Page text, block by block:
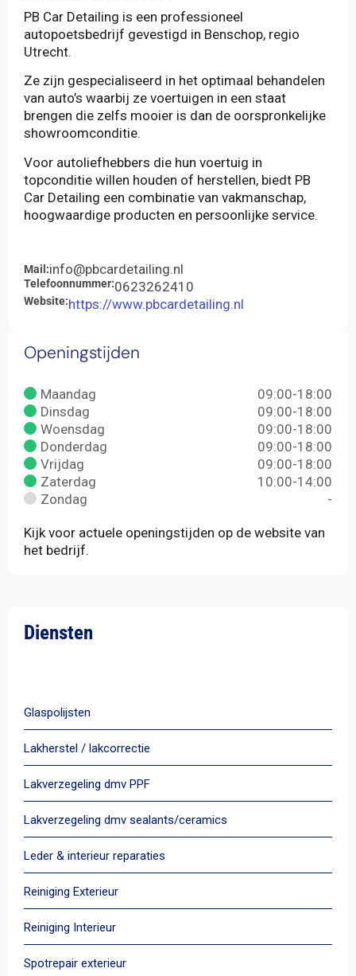
PB Car Detailing is een professioneel
autopoetsbedrijf gevestigd in Benschop, regio
Utrecht.
Ze zijn gespecialiseerd in het optimaal behandelen
van auto’s waarbij ze voertuigen in een staat
brengen die zelfs mooier is dan de oorspronkelijke
showroomconditie.
Voor autoliefhebbers die hun voertuig in
topconditie willen houden of herstellen, biedt PB
Car Detailing een combinatie van vakmanschap,
hoogwaardige producten en persoonlijke service.
Mail:info@pbcardetailing.nl
Telefoonnummer:0623262410
Website:https://www.pbcardetailing.nl
Openingstijden
Maandag
09:00-18:00
Dinsdag
09:00-18:00
Woensdag
09:00-18:00
Donderdag
09:00-18:00
Vrijdag
09:00-18:00
Zaterdag
10:00-14:00
Zondag
-
Kijk voor actuele openingstijden op de website van
het bedrijf.
Diensten
Glaspolijsten
Lakherstel / lakcorrectie
Lakverzegeling dmv PPF
Lakverzegeling dmv sealants/ceramics
Leder & interieur reparaties
Reiniging Exterieur
Reiniging Interieur
Spotrepair exterieur